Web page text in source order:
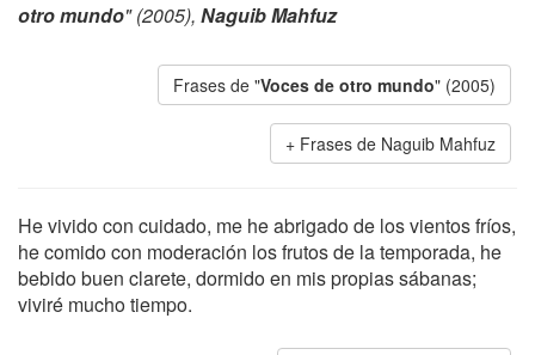
otro mundo" (2005), Naguib Mahfuz
Frases de "Voces de otro mundo" (2005)
Frases de Naguib Mahfuz
He vivido con cuidado, me he abrigado de los vientos fríos,
he comido con moderación los frutos de la temporada, he
bebido buen clarete, dormido en mis propias sábanas;
viviré mucho tiempo.